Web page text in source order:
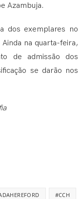
Azambuja.
dos exemplares no
na quarta-feira,
de admissão dos
se darão nos
#CCH